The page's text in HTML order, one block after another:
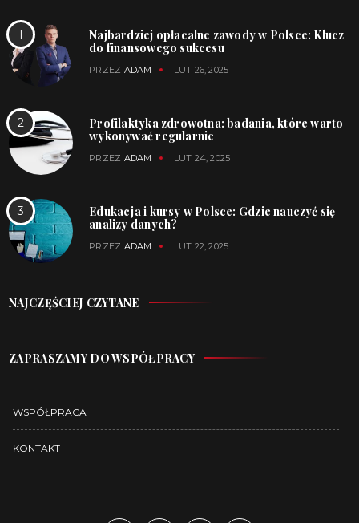
Najbardziej opłacalne zawody w Polsce: Klucz
do finansowego sukcesu
PRZEZ ADAM LUT 26, 2025
Profilaktyka zdrowotna: badania, które warto
wykonywać regularnie
PRZEZ ADAM LUT 24, 2025
Edukacja i kursy w Polsce: Gdzie nauczyć się
analizy danych?
PRZEZ ADAM LUT 22, 2025
NAJCZĘŚCIEJ CZYTANE
ZAPRASZAMY DO WSPÓŁPRACY
WSPÓŁPRACA
KONTAKT